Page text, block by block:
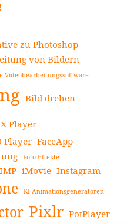
zu Photoshop
von Bildern
Videobearbeitungssoftware
Bild drehen
Player
Player FaceApp
Foto Effekte
iMovie Instagram
KI-Animationsgeneratoren
Pixlr PotPlayer